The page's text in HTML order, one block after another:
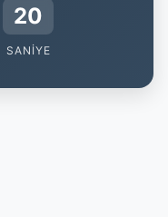
19
SANIYE